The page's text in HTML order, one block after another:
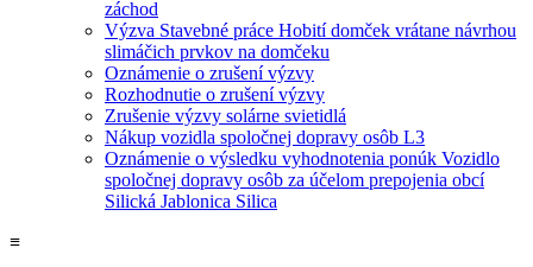
záchod
Výzva Stavebné práce Hobití domček vrátane návrhou
slimáčich prvkov na domčeku
Oznámenie o zrušení výzvy
Rozhodnutie o zrušení výzvy
Zrušenie výzvy solárne svietidlá
Nákup vozidla spoločnej dopravy osôb L3
Oznámenie o výsledku vyhodnotenia ponúk Vozidlo
spoločnej dopravy osôb za účelom prepojenia obcí
Silická Jablonica Silica
≡